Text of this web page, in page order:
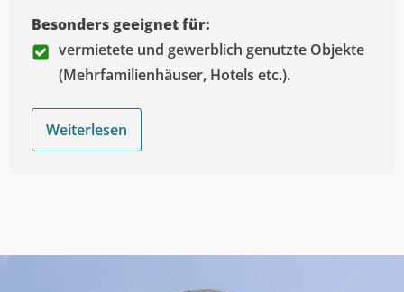
Besonders geeignet für:
vermietete und gewerblich genutzte Objekte
(Mehrfamilienhäuser, Hotels etc.).
Weiterlesen